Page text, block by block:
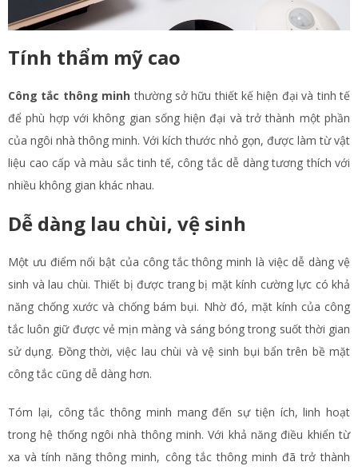
Tính thẩm mỹ cao
Công tắc thông minh thường sở hữu thiết kế hiện đại và tinh tế
để phù hợp với không gian sống hiện đại và trở thành một phần
của ngôi nhà thông minh. Với kích thước nhỏ gọn, được làm từ vật
liệu cao cấp và màu sắc tinh tế, công tắc dễ dàng tương thích với
nhiều không gian khác nhau.
Dễ dàng lau chùi, vệ sinh
Một ưu điểm nổi bật của công tắc thông minh là việc dễ dàng vệ
sinh và lau chùi. Thiết bị được trang bị mặt kính cường lực có khả
năng chống xước và chống bám bụi. Nhờ đó, mặt kính của công
tắc luôn giữ được vẻ mịn màng và sáng bóng trong suốt thời gian
sử dụng. Đồng thời, việc lau chùi và vệ sinh bụi bẩn trên bề mặt
công tắc cũng dễ dàng hơn.
Tóm lại, công tắc thông minh mang đến sự tiện ích, linh hoạt
trong hệ thống ngôi nhà thông minh. Với khả năng điều khiển từ
xa và tính năng thông minh, công tắc thông minh đã trở thành